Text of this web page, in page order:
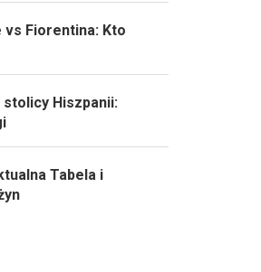
vs Fiorentina: Kto
stolicy Hiszpanii:
Tabela i